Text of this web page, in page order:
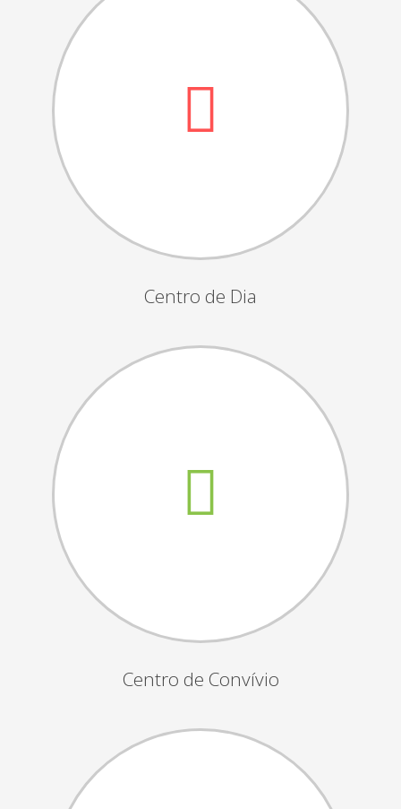
Aniversários da Instituição
Almoço / Lanche de Natal
Atividades Semanais
Feiras e Exposições
Grupos Musicais do Centro de Dia
Outras Actividades
Passeio Vila Nova de Cerveira
Passeio Convívio em Pombal
Assembleias Gerais
Semana Sénior
Passeio do Idoso
Associados
Orgãos Sociais
Publicações Oficiais
Contactos
Centro de Dia
Centro de Convívio